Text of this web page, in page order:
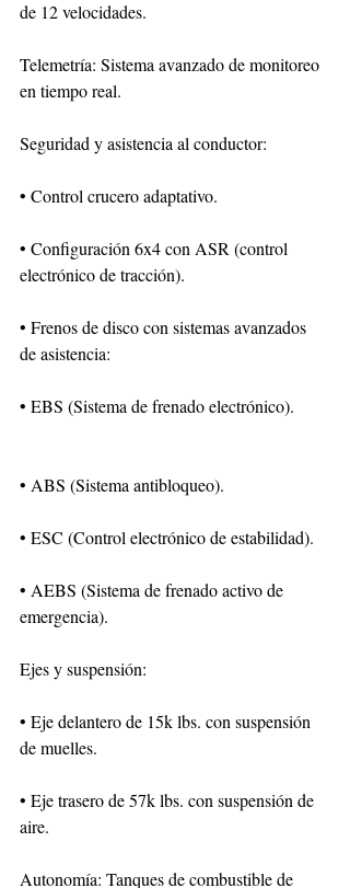
de 12 velocidades.
Telemetría: Sistema avanzado de monitoreo
en tiempo real.
Seguridad y asistencia al conductor:
• Control crucero adaptativo.
• Configuración 6x4 con ASR (control
electrónico de tracción).
• Frenos de disco con sistemas avanzados
de asistencia:
• EBS (Sistema de frenado electrónico).
• ABS (Sistema antibloqueo).
• ESC (Control electrónico de estabilidad).
• AEBS (Sistema de frenado activo de
emergencia).
Ejes y suspensión:
• Eje delantero de 15k lbs. con suspensión
de muelles.
• Eje trasero de 57k lbs. con suspensión de
aire.
Autonomía: Tanques de combustible de